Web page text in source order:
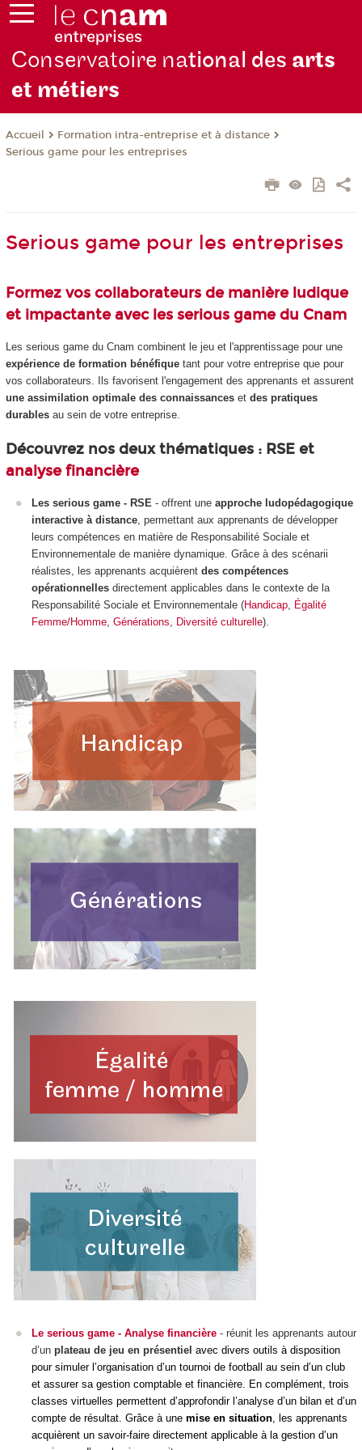
Conservatoire national des arts
et métiers
Accueil
Formation intra-entreprise et à distance
Serious game pour les entreprises
Serious game pour les entreprises
Formez vos collaborateurs de manière ludique
et impactante avec les serious game du Cnam
Les serious game du Cnam combinent le jeu et l'apprentissage pour une
expérience de formation bénéfiquetant pour votre entreprise que pour
vos collaborateurs. Ils favorisent l'engagement des apprenants et assurent
une assimilation optimale des connaissanceset des pratiques
durablesau sein de votre entreprise.
Découvrez nos deux thématiques : RSE et
analyse financière
Les serious game - RSE - offrent une approche ludopédagogique
interactive à distance , permettant aux apprenants de développer
leurs compétences en matière de Responsabilité Sociale et
Environnementale de manière dynamique. Grâce à des scénarii
réalistes, les apprenants acquièrent des compétences
opérationnelles directement applicables dans le contexte de la
Responsabilité Sociale et Environnementale (Handicap
Égalité
Femme/Homme Générations Diversité culturelle).
Le serious game - Analyse financière - réunit les apprenants autour
d’un plateau de jeu en présentiel avec divers outils à disposition
pour simuler l’organisation d’un tournoi de football au sein d’un club
et assurer sa gestion comptable et financière. En complément, trois
classes virtuelles permettent d’approfondir l’analyse d’un bilan et d’un
compte de résultat. Grâce à une mise en situation , les apprenants
acquièrent un savoir-faire directement applicable à la gestion d’un